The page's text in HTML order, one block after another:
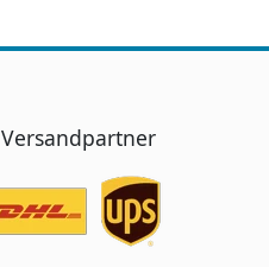
Versandpartner